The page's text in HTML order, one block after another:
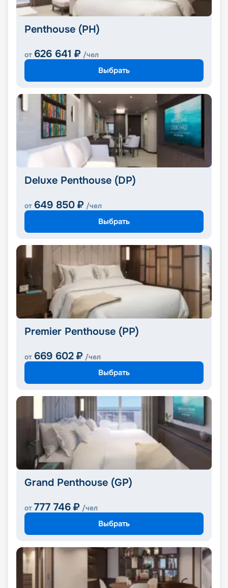
Penthouse (PH)
от 626 641 ₽ /чел
Выбрать
Deluxe Penthouse (DP)
от 649 850 ₽ /чел
Выбрать
Premier Penthouse (PP)
от 669 602 ₽ /чел
Выбрать
Grand Penthouse (GP)
от 777 746 ₽ /чел
Выбрать